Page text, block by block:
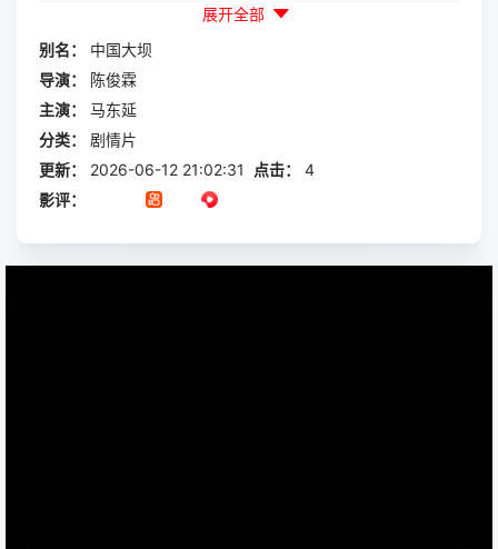
题，亟待潜水员下水解决。命悬一线之际，潜水...
展开全部
别名：
中国大坝
导演：
陈俊霖
主演：
马东延
分类：
剧情片
更新：
2026-06-12 21:02:31 点击：
4
影评：